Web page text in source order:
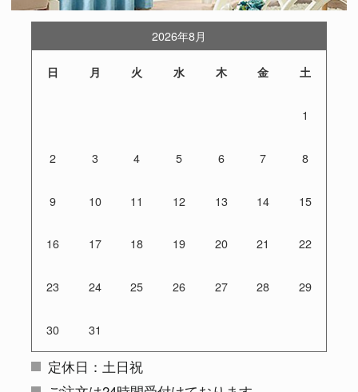
2026年8月
日 月 火 水 木 金 土
1
2 3 4 5 6 7 8
9 10 11 12 13 14 15
16 17 18 19 20 21 22
23 24 25 26 27 28 29
30 31
定休日：土日祝